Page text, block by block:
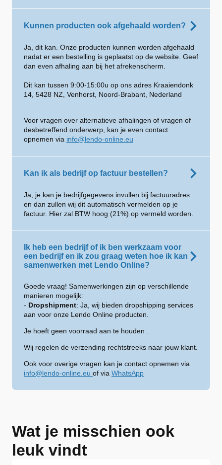
Kunnen producten ook afgehaald worden?
Ja, dit kan. Onze producten kunnen worden afgehaald
nadat er een bestelling is geplaatst op de website. Geef
dan even afhaling aan bij het afrekenscherm.
Dit kan tussen 9:00-15:00u op ons adres Kraaiendonk
14, 5428 NZ, Venhorst, Noord-Brabant, Nederland
Voor vragen over alternatieve afhalingen of vragen of
desbetreffend onderwerp, kan je even contact
opnemen via info@lendo-online.eu
Kan ik als bedrijf op factuur bestellen?
Ja, je kan je bedrijfgegevens invullen bij factuuradres
en dan zullen wij dit automatisch vermelden op je
factuur. Hier zal BTW hoog (21%) op vermeld worden.
Ik heb een bedrijf of ik ben werkzaam voor
een bedrijf en ik zou graag weten hoe ik kan
samenwerken met Lendo Online?
Goede vraag! Samenwerkingen zijn op verschillende
manieren mogelijk:
- Dropshipment: Ja, wij bieden dropshipping services
aan voor onze Lendo Online producten.
Je hoeft geen voorraad aan te houden .
Wij regelen de verzending rechtstreeks naar jouw klant.
Ook voor overige vragen kan je contact opnemen via
info@lendo-online.eu of via WhatsApp
Wat je misschien ook
leuk vindt